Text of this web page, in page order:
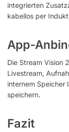
integrierten
kabellos per
App-
Die Stream Vision
Livestream,
internem Speicher
speichern.
Fazit